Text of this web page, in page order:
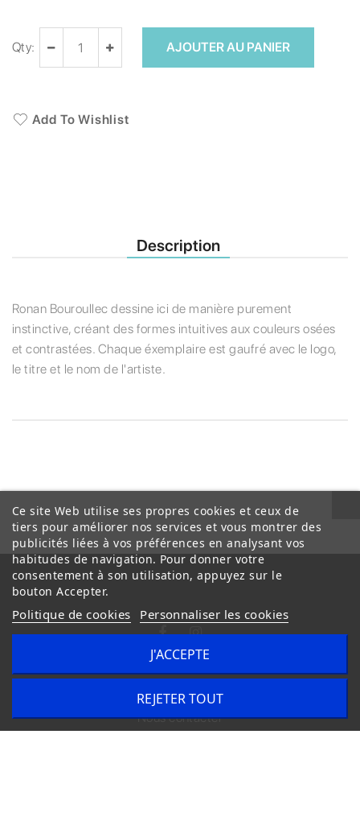
Qty: AJOUTER AU PANIER
Add To Wishlist
Description
Ronan Bouroullec dessine ici de manière purement
instinctive, créant des formes intuitives aux couleurs osées
et contrastées. Chaque éxemplaire est gaufré avec le logo,
le titre et le nom de l'artiste.
Conditions Générales de Vente
Nous contacter
Ce site Web utilise ses propres cookies et ceux de
tiers pour améliorer nos services et vous montrer des
publicités liées à vos préférences en analysant vos
habitudes de navigation. Pour donner votre
consentement à son utilisation, appuyez sur le
bouton Accepter.
Politique de cookies Personnaliser les cookies
REJETER TOUT
J'ACCEPTE